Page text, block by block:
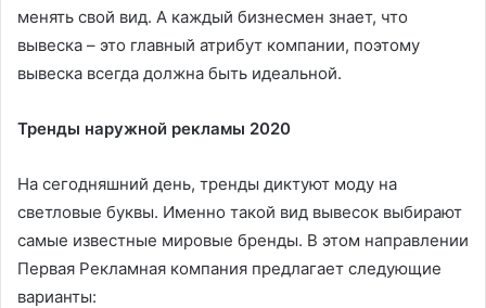
менять свой вид. А каждый бизнесмен знает, что
вывеска – это главный атрибут компании, поэтому
вывеска всегда должна быть идеальной.
Тренды наружной рекламы 2020
На сегодняшний день, тренды диктуют моду на
светловые буквы. Именно такой вид вывесок выбирают
самые известные мировые бренды. В этом направлении
Первая Рекламная компания предлагает следующие
варианты: